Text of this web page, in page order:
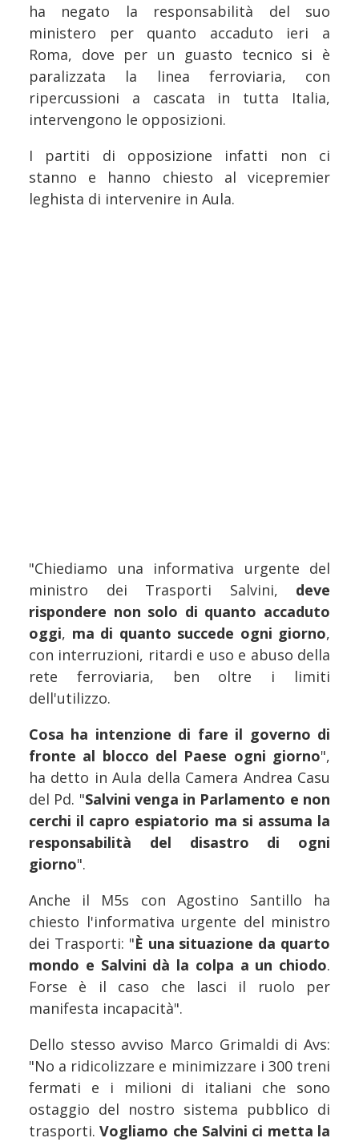
ha negato la responsabilità del suo
ministero per quanto accaduto ieri a
Roma, dove per un guasto tecnico si è
paralizzata la linea ferroviaria, con
ripercussioni a cascata in tutta Italia,
intervengono le opposizioni.
I partiti di opposizione infatti non ci
stanno e hanno chiesto al vicepremier
leghista di intervenire in Aula.
"Chiediamo una informativa urgente del
ministro dei Trasporti Salvini, deve
rispondere non solo di quanto accaduto
oggi, ma di quanto succede ogni giorno,
con interruzioni, ritardi e uso e abuso della
rete ferroviaria, ben oltre i limiti
dell'utilizzo.
Cosa ha intenzione di fare il governo di
fronte al blocco del Paese ogni giorno",
ha detto in Aula della Camera Andrea Casu
del Pd. "Salvini venga in Parlamento e non
cerchi il capro espiatorio ma si assuma la
responsabilità del disastro di ogni
giorno".
Anche il M5s con Agostino Santillo ha
chiesto l'informativa urgente del ministro
dei Trasporti: "È una situazione da quarto
mondo e Salvini dà la colpa a un chiodo.
Forse è il caso che lasci il ruolo per
manifesta incapacità".
Dello stesso avviso Marco Grimaldi di Avs:
"No a ridicolizzare e minimizzare i 300 treni
fermati e i milioni di italiani che sono
ostaggio del nostro sistema pubblico di
trasporti.Vogliamo che Salvini ci metta la